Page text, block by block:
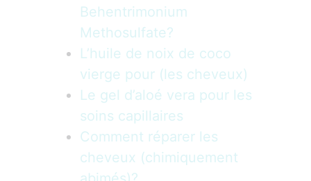
Behentrimonium
Methosulfate?
L’huile de noix de coco
vierge pour (les cheveux)
Le gel d’aloé vera pour les
soins capillaires
Comment réparer les
cheveux (chimiquement